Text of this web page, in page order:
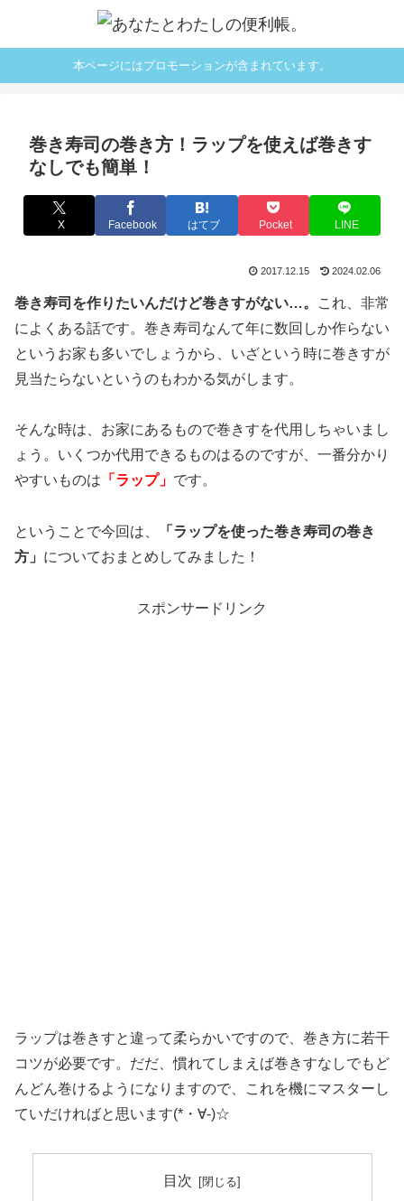
本ページにはプロモーションが含まれています。
巻き寿司の巻き方！ラップを使えば巻きす
なしでも簡単！
X Facebook はてブ Pocket LINE
2017.12.15 2024.02.06
巻き寿司を作りたいんだけど巻きすがない…。
これ、非常
によくある話です。巻き寿司なんて年に数回しか作らない
というお家も多いでしょうから、いざという時に巻きすが
見当たらないというのもわかる気がします。
そんな時は、お家にあるもので巻きすを代用しちゃいまし
ょう。いくつか代用できるものはるのですが、一番分かり
やすいものは 「ラップ」 です。
ということで今回は、
「ラップを使った巻き寿司の巻き
方」 についておまとめしてみました！
スポンサードリンク
ラップは巻きすと違って柔らかいですので、巻き方に若干
コツが必要です。だだ、慣れてしまえば巻きすなしでもど
んどん巻けるようになりますので、これを機にマスターし
ていだければと思います(*・∀-)☆
目次